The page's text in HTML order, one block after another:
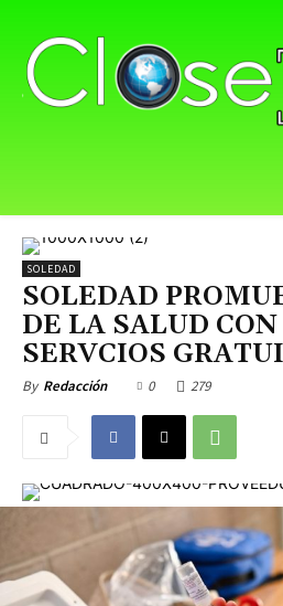
SOLEDAD
SOLEDAD
DE LA SALUD
SERVCIOS
By Redacción 0 279